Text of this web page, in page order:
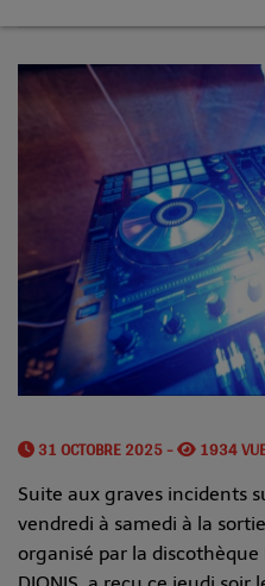
31 OCTOBRE 2025 - 1934
Suite aux graves incidents
vendredi à samedi à la
organisé par la discothèque